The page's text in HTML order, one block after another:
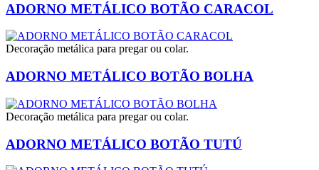
ADORNO METÁLICO BOTÃO CARACOL
Decoração metálica para pregar ou colar.
ADORNO METÁLICO BOTÃO BOLHA
Decoração metálica para pregar ou colar.
ADORNO METÁLICO BOTÃO TUTÚ